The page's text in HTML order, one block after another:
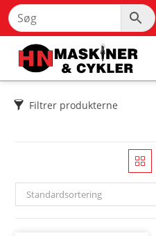
Filtrer produkterne
Standardsortering